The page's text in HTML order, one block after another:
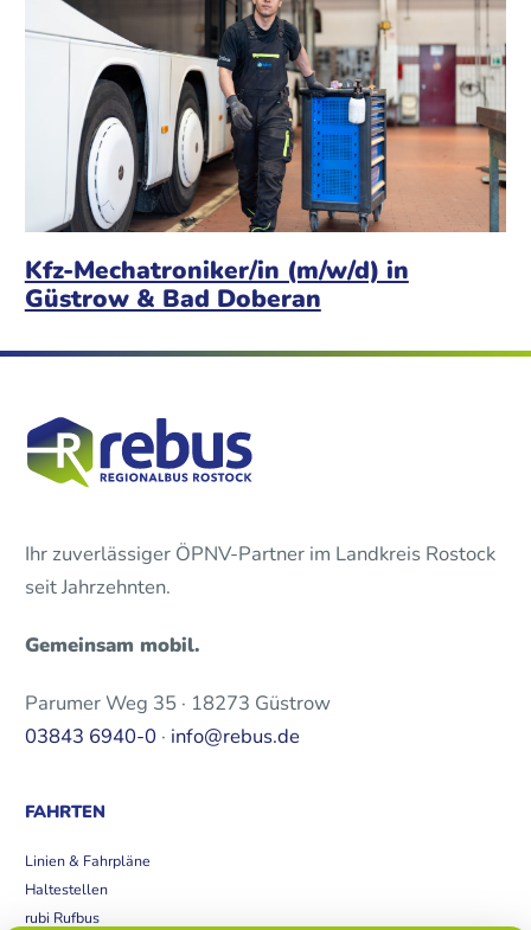
Kfz-Mechatroniker/in (m/w/d) in
Güstrow & Bad Doberan
Ihr zuverlässiger ÖPNV-Partner im Landkreis Rostock
seit Jahrzehnten.
Gemeinsam mobil.
Parumer Weg 35 · 18273 Güstrow
03843 6940-0 · info@rebus.de
FAHRTEN
Linien & Fahrpläne
Haltestellen
rubi Rufbus